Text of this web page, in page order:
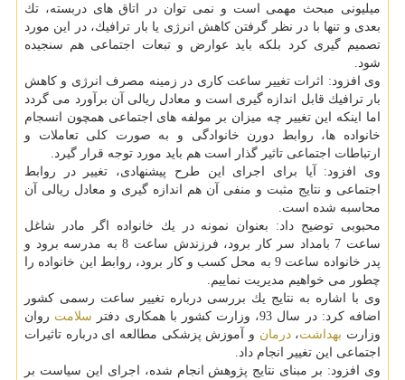
میلیونی مبحث مهمی است و نمی توان در اتاق های دربسته، تك
بعدی و تنها با در نظر گرفتن كاهش انرژی یا بار ترافیك، در این مورد
تصمیم گیری كرد بلكه باید عوارض و تبعات اجتماعی هم سنجیده
شود.
وی افزود: اثرات تغییر ساعت كاری در زمینه مصرف انرژی و كاهش
بار ترافیك قابل اندازه گیری است و معادل ریالی آن برآورد می گردد
اما اینكه این تغییر چه میزان بر مولفه های اجتماعی همچون انسجام
خانواده ها، روابط دورن خانوادگی و به صورت كلی تعاملات و
ارتباطات اجتماعی تاثیر گذار است هم باید مورد توجه قرار گیرد.
وی افزود: آیا برای اجرای این طرح پیشنهادی، تغییر در روابط
اجتماعی و نتایج مثبت و منفی آن هم اندازه گیری و معادل ریالی آن
محاسبه شده است.
محبوبی توضیح داد: بعنوان نمونه در یك خانواده اگر مادر شاغل
ساعت 7 بامداد سر كار برود، فرزندش ساعت 8 به مدرسه برود و
پدر خانواده ساعت 9 به محل كسب و كار برود، روابط این خانواده را
چطور می خواهیم مدیریت نماییم.
وی با اشاره به نتایج یك بررسی درباره تغییر ساعت رسمی كشور
اضافه كرد: در سال 93، وزارت كشور با همكاری دفتر
سلامت روان
وزارت بهداشت،درمان و آموزش پزشكی مطالعه ای درباره تاثیرات
اجتماعی این تغییر انجام داد.
وی افزود: بر مبنای نتایج پژوهش انجام شده، اجرای این سیاست بر